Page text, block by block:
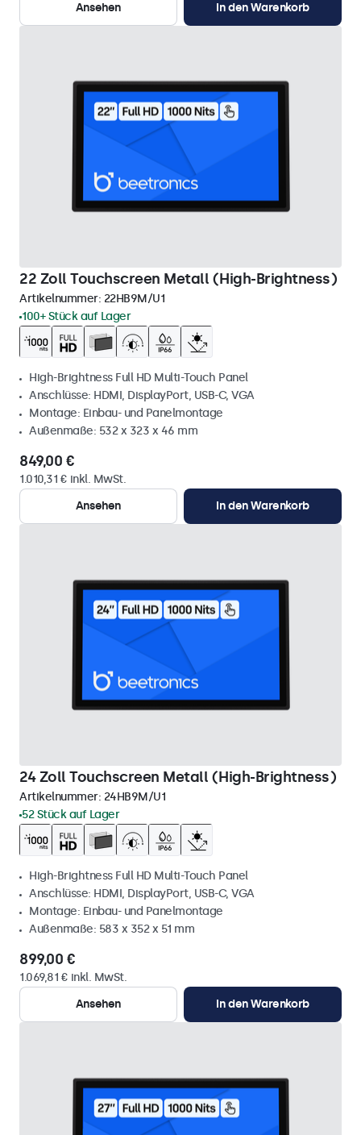
Ansehen
In den Warenkorb
22 Zoll Touchscreen Metall (High-Brightness)
Artikelnummer: 22HB9M/U1
100+ Stück auf Lager
High-Brightness Full HD Multi-Touch Panel
Anschlüsse: HDMI, DisplayPort, USB-C, VGA
Montage: Einbau- und Panelmontage
Außenmaße: 532 x 323 x 46 mm
849,00 €
1.010,31 € inkl. MwSt.
Ansehen
In den Warenkorb
24 Zoll Touchscreen Metall (High-Brightness)
Artikelnummer: 24HB9M/U1
52 Stück auf Lager
High-Brightness Full HD Multi-Touch Panel
Anschlüsse: HDMI, DisplayPort, USB-C, VGA
Montage: Einbau- und Panelmontage
Außenmaße: 583 x 352 x 51 mm
899,00 €
1.069,81 € inkl. MwSt.
Ansehen
In den Warenkorb